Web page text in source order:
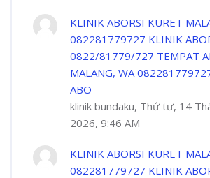
KLINIK ABORSI KURET
082281779727 KLINIK
0822/81779/727 TEMPAT
MALANG, WA
ABO
klinik bundaku, Thứ tư, 14
2026, 9:46 AM
KLINIK ABORSI KURET
082281779727 KLINIK